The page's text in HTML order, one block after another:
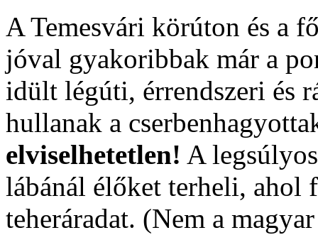
A Temesvári körúton és a
jóval gyakoribbak már a
idült légúti, érrendszeri és
hullanak a
elviselhetetlen! A
lábánál élőket terheli, ahol
teheráradat. (Nem a